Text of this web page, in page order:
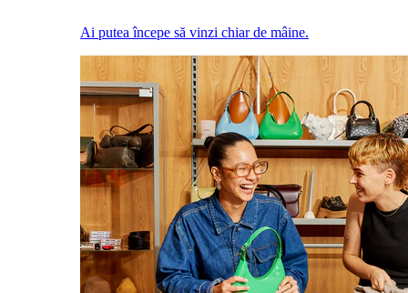
Ai putea începe să vinzi chiar de mâine.